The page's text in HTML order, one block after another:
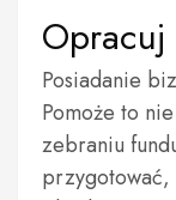
Opracuj
Posiadanie
Pomoże to
zebraniu
przygotować,